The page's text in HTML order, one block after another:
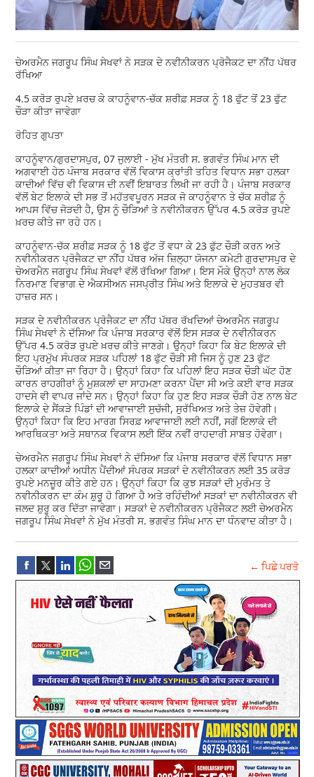
ਚੇਅਰਮੈਨ ਜਗਰੂਪ ਸਿੰਘ ਸੇਖਵਾਂ ਨੇ ਸੜਕ ਦੇ ਨਵੀਨੀਕਰਨ ਪ੍ਰੋਜੈਕਟ ਦਾ ਨੀਂਹ ਪੱਥਰ
ਰੱਖਿਆ
4.5 ਕਰੋੜ ਰੁਪਏ ਖ਼ਰਚ ਕੇ ਕਾਹਨੂੰਵਾਨ-ਚੱਕ ਸ਼ਰੀਫ਼ ਸੜਕ ਨੂੰ 18 ਫੁੱਟ ਤੋਂ 23 ਫੁੱਟ
ਚੌੜਾ ਕੀਤਾ ਜਾਵੇਗਾ
ਰੋਹਿਤ ਗੁਪਤਾ
ਕਾਹਨੂੰਵਾਨ/ਗੁਰਦਾਸਪੁਰ, 07 ਜੁਲਾਈ - ਮੁੱਖ ਮੰਤਰੀ ਸ. ਭਗਵੰਤ ਸਿੰਘ ਮਾਨ ਦੀ
ਅਗਵਾਈ ਹੇਠ ਪੰਜਾਬ ਸਰਕਾਰ ਵੱਲੋਂ ਵਿਕਾਸ ਕ੍ਰਾਂਤੀ ਤਹਿਤ ਵਿਧਾਨ ਸਭਾ ਹਲਕਾ
ਕਾਦੀਆਂ ਵਿੱਚ ਵੀ ਵਿਕਾਸ ਦੀ ਨਵੀਂ ਇਬਾਰਤ ਲਿਖੀ ਜਾ ਰਹੀ ਹੈ। ਪੰਜਾਬ ਸਰਕਾਰ
ਵੱਲੋਂ ਬੇਟ ਇਲਾਕੇ ਦੀ ਸਭ ਤੋਂ ਮਹੱਤਵਪੂਰਨ ਸੜਕ ਜੋ ਕਾਹਨੂੰਵਾਨ ਤੇ ਚੱਕ ਸ਼ਰੀਫ਼ ਨੂੰ
ਆਪਸ ਵਿੱਚ ਜੋੜਦੀ ਹੈ, ਉਸ ਨੂੰ ਚੌੜਿਆਂ ਤੇ ਨਵੀਨੀਕਰਨ ਉੱਪਰ 4.5 ਕਰੋੜ ਰੁਪਏ
ਖ਼ਰਚ ਕੀਤੇ ਜਾ ਰਹੇ ਹਨ।
ਕਾਹਨੂੰਵਾਨ-ਚੱਕ ਸ਼ਰੀਫ਼ ਸੜਕ ਨੂੰ 18 ਫੁੱਟ ਤੋਂ ਵਧਾ ਕੇ 23 ਫੁੱਟ ਚੌੜੀ ਕਰਨ ਅਤੇ
ਨਵੀਨੀਕਰਨ ਪ੍ਰੋਜੈਕਟ ਦਾ ਨੀਂਹ ਪੱਥਰ ਅੱਜ ਜ਼ਿਲ੍ਹਾ ਯੋਜਨਾ ਕਮੇਟੀ ਗੁਰਦਾਸਪੁਰ ਦੇ
ਚੇਅਰਮੈਨ ਜਗਰੂਪ ਸਿੰਘ ਸੇਖਵਾਂ ਵੱਲੋਂ ਰੱਖਿਆ ਗਿਆ। ਇਸ ਮੌਕੇ ਉਨ੍ਹਾਂ ਨਾਲ ਲੋਕ
ਨਿਰਮਾਣ ਵਿਭਾਗ ਦੇ ਐਕਸੀਅਨ ਜਸਪ੍ਰੀਤ ਸਿੰਘ ਅਤੇ ਇਲਾਕੇ ਦੇ ਮੁਹਤਬਰ ਵੀ
ਹਾਜ਼ਰ ਸਨ।
ਸੜਕ ਦੇ ਨਵੀਨੀਕਰਨ ਪ੍ਰੋਜੈਕਟ ਦਾ ਨੀਂਹ ਪੱਥਰ ਰੱਖਦਿਆਂ ਚੇਅਰਮੈਨ ਜਗਰੂਪ
ਸਿੰਘ ਸੇਖਵਾਂ ਨੇ ਦੱਸਿਆ ਕਿ ਪੰਜਾਬ ਸਰਕਾਰ ਵੱਲੋਂ ਇਸ ਸੜਕ ਦੇ ਨਵੀਨੀਕਰਨ
ਉੱਪਰ 4.5 ਕਰੋੜ ਰੁਪਏ ਖ਼ਰਚ ਕੀਤੇ ਜਾਣਗੇ। ਉਨ੍ਹਾਂ ਕਿਹਾ ਕਿ ਬੇਟ ਇਲਾਕੇ ਦੀ
ਇਹ ਪ੍ਰਮੁੱਖ ਸੰਪਰਕ ਸੜਕ ਪਹਿਲਾਂ 18 ਫੁੱਟ ਚੌੜੀ ਸੀ ਜਿਸ ਨੂੰ ਹੁਣ 23 ਫੁੱਟ
ਚੌੜਿਆਂ ਕੀਤਾ ਜਾ ਰਿਹਾ ਹੈ। ਉਨ੍ਹਾਂ ਕਿਹਾ ਕਿ ਪਹਿਲਾਂ ਇਹ ਸੜਕ ਚੌੜੀ ਘੱਟ ਹੋਣ
ਕਾਰਨ ਰਾਹਗੀਰਾਂ ਨੂੰ ਮੁਸ਼ਕਲਾਂ ਦਾ ਸਾਹਮਣਾ ਕਰਨਾ ਪੈਂਦਾ ਸੀ ਅਤੇ ਕਈ ਵਾਰ ਸੜਕ
ਹਾਦਸੇ ਵੀ ਵਾਪਰ ਜਾਂਦੇ ਸਨ। ਉਨ੍ਹਾਂ ਕਿਹਾ ਕਿ ਹੁਣ ਇਹ ਸੜਕ ਚੌੜੀ ਹੋਣ ਨਾਲ ਬੇਟ
ਇਲਾਕੇ ਦੇ ਸੈਂਕੜੇ ਪਿੰਡਾਂ ਦੀ ਆਵਾਜਾਈ ਸੁਚੱਜੀ, ਸੁਰੱਖਿਅਤ ਅਤੇ ਤੇਜ਼ ਹੋਵੇਗੀ।
ਉਨ੍ਹਾਂ ਕਿਹਾ ਕਿ ਇਹ ਮਾਰਗ ਸਿਰਫ਼ ਆਵਾਜਾਈ ਲਈ ਨਹੀਂ, ਸਗੋਂ ਇਲਾਕੇ ਦੀ
ਆਰਥਿਕਤਾ ਅਤੇ ਸਥਾਨਕ ਵਿਕਾਸ ਲਈ ਇੱਕ ਨਵੀਂ ਰਾਹਦਾਰੀ ਸਾਬਤ ਹੋਵੇਗਾ।
ਚੇਅਰਮੈਨ ਜਗਰੂਪ ਸਿੰਘ ਸੇਖਵਾਂ ਨੇ ਦੱਸਿਆ ਕਿ ਪੰਜਾਬ ਸਰਕਾਰ ਵੱਲੋਂ ਵਿਧਾਨ ਸਭਾ
ਹਲਕਾ ਕਾਦੀਆਂ ਅਧੀਨ ਪੈਂਦੀਆਂ ਸੰਪਰਕ ਸੜਕਾਂ ਦੇ ਨਵੀਨੀਕਰਨ ਲਈ 35 ਕਰੋੜ
ਰੁਪਏ ਮਨਜ਼ੂਰ ਕੀਤੇ ਗਏ ਹਨ। ਉਨ੍ਹਾਂ ਕਿਹਾ ਕਿ ਕੁਝ ਸੜਕਾਂ ਦੀ ਮੁਰੰਮਤ ਤੇ
ਨਵੀਨੀਕਰਨ ਦਾ ਕੰਮ ਸ਼ੁਰੂ ਹੋ ਗਿਆ ਹੈ ਅਤੇ ਰਹਿੰਦੀਆਂ ਸੜਕਾਂ ਦਾ ਨਵੀਨੀਕਰਨ ਵੀ
ਜਲਦ ਸ਼ੁਰੂ ਕਰ ਦਿੱਤਾ ਜਾਵੇਗਾ। ਸੜਕਾਂ ਦੇ ਨਵੀਨੀਕਰਨ ਪ੍ਰੋਜੈਕਟ ਲਈ ਚੇਅਰਮੈਨ
ਜਗਰੂਪ ਸਿੰਘ ਸੇਖਵਾਂ ਨੇ ਮੁੱਖ ਮੰਤਰੀ ਸ. ਭਗਵੰਤ ਸਿੰਘ ਮਾਨ ਦਾ ਧੰਨਵਾਦ ਕੀਤਾ ਹੈ।
← ਪਿਛੇ ਪਰਤੋ